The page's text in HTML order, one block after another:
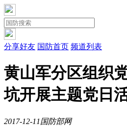
分享好友 国防首页 频道列表
黄山军分区组织
坑开展主题党日
2017-12-11国防部网